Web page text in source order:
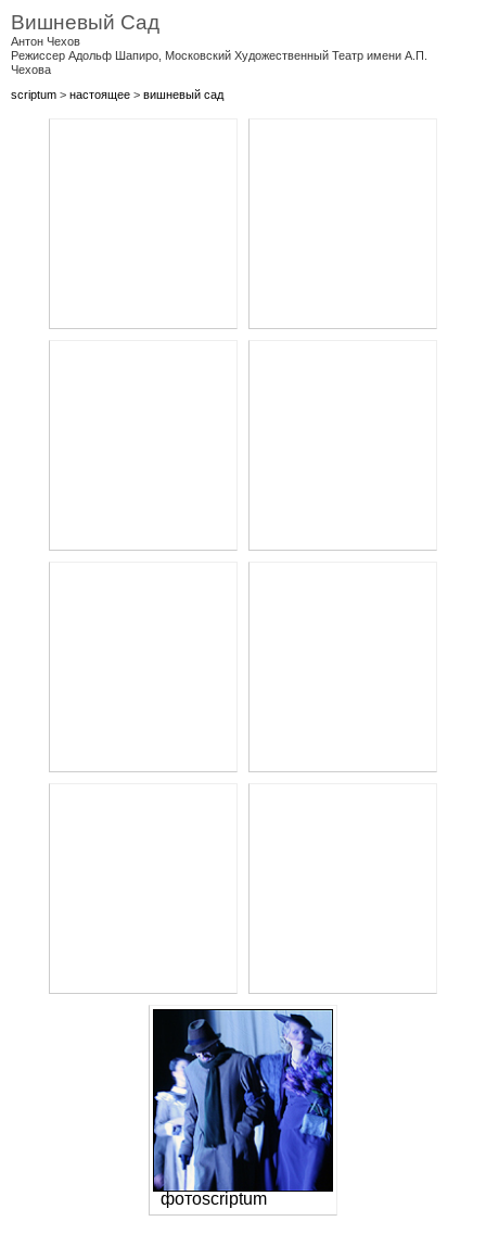
Вишневый Сад
Антон Чехов
Режиссер Адольф Шапиро, Московский Художественный Театр имени А.П.
Чехова
scriptum > настоящее > вишневый сад
фотоscriptum